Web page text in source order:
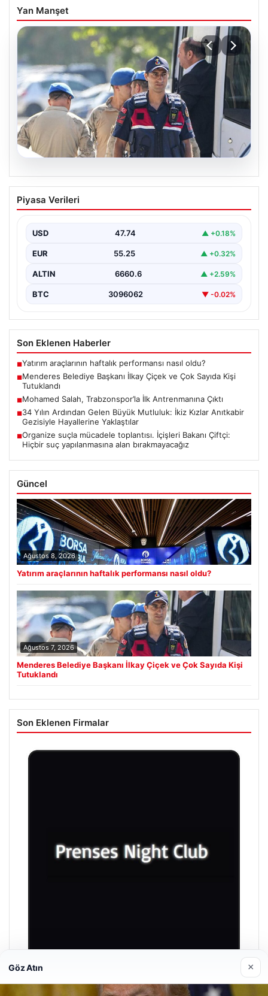
Yan Manşet
07.08.2026
Menderes Belediye Başkanı İlkay Çiçek
ve Çok Sayıda Kişi Tutuklandı
soruşturma kapsamında, Belediye Başkanı İlkay Çiçek
ve…
Piyasa Verileri
USD 47.74 ▲ +0.18%
EUR 55.25 ▲ +0.32%
ALTIN 6660.6 ▲ +2.59%
BTC 3096062 ▼ -0.02%
Son Eklenen Haberler
■Yatırım araçlarının haftalık performansı nasıl oldu?
■Menderes Belediye Başkanı İlkay Çiçek ve Çok Sayıda Kişi
Tutuklandı
■Mohamed Salah, Trabzonspor’la İlk Antrenmanına Çıktı
■34 Yılın Ardından Gelen Büyük Mutluluk: İkiz Kızlar Anıtkabir
Gezisiyle Hayallerine Yaklaştılar
■Organize suçla mücadele toplantısı. İçişleri Bakanı Çiftçi:
Hiçbir suç yapılanmasına alan bırakmayacağız
Güncel
Ağustos 8, 2026
Yatırım araçlarının haftalık performansı nasıl oldu?
Ağustos 7, 2026
Menderes Belediye Başkanı İlkay Çiçek ve Çok Sayıda Kişi
Tutuklandı
Son Eklenen Firmalar
Prenses Night Club
Göz Atın ×